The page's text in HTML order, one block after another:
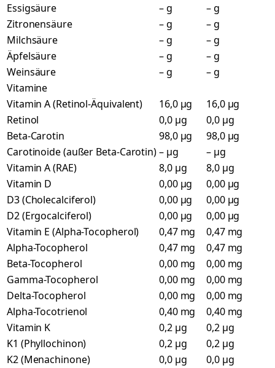
Essigsäure
– g
– g
Zitronensäure
– g
– g
Milchsäure
– g
– g
Äpfelsäure
– g
– g
Weinsäure
– g
– g
Vitamine
Vitamin A (Retinol-Äquivalent)
16,0 µg
16,0 µg
Retinol
0,0 µg
0,0 µg
Beta-Carotin
98,0 µg
98,0 µg
Carotinoide (außer Beta-Carotin)– µg
– µg
Vitamin A (RAE)
8,0 µg
8,0 µg
Vitamin D
0,00 µg
0,00 µg
D3 (Cholecalciferol)
0,00 µg
0,00 µg
D2 (Ergocalciferol)
0,00 µg
0,00 µg
Vitamin E (Alpha-Tocopherol)
0,47 mg
0,47 mg
Alpha-Tocopherol
0,47 mg
0,47 mg
Beta-Tocopherol
0,00 mg
0,00 mg
Gamma-Tocopherol
0,00 mg
0,00 mg
Delta-Tocopherol
0,00 mg
0,00 mg
Alpha-Tocotrienol
0,40 mg
0,40 mg
Vitamin K
0,2 µg
0,2 µg
K1 (Phyllochinon)
0,2 µg
0,2 µg
K2 (Menachinone)
0,0 µg
0,0 µg